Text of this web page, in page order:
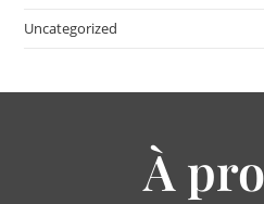
Uncategorized
À